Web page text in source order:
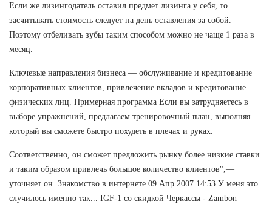
Если же лизингодатель оставил предмет лизинга у себя, то
засчитывать стоимость следует на день оставления за собой.
Поэтому отбеливать зубы таким способом можно не чаще 1 раза в
месяц.
Ключевые направления бизнеса — обслуживание и кредитование
корпоративных клиентов, привлечение вкладов и кредитование
физических лиц. Примерная программа Если вы затрудняетесь в
выборе упражнений, предлагаем тренировочный план, выполняя
который вы сможете быстро похудеть в плечах и руках.
Соответственно, он сможет предложить рынку более низкие ставки
и таким образом привлечь большое количество клиентов",—
уточняет он. Знакомство в интернете 09 Апр 2007 14:53 У меня это
случилось именно так... IGF-1 со скидкой Черкассы - Zambon